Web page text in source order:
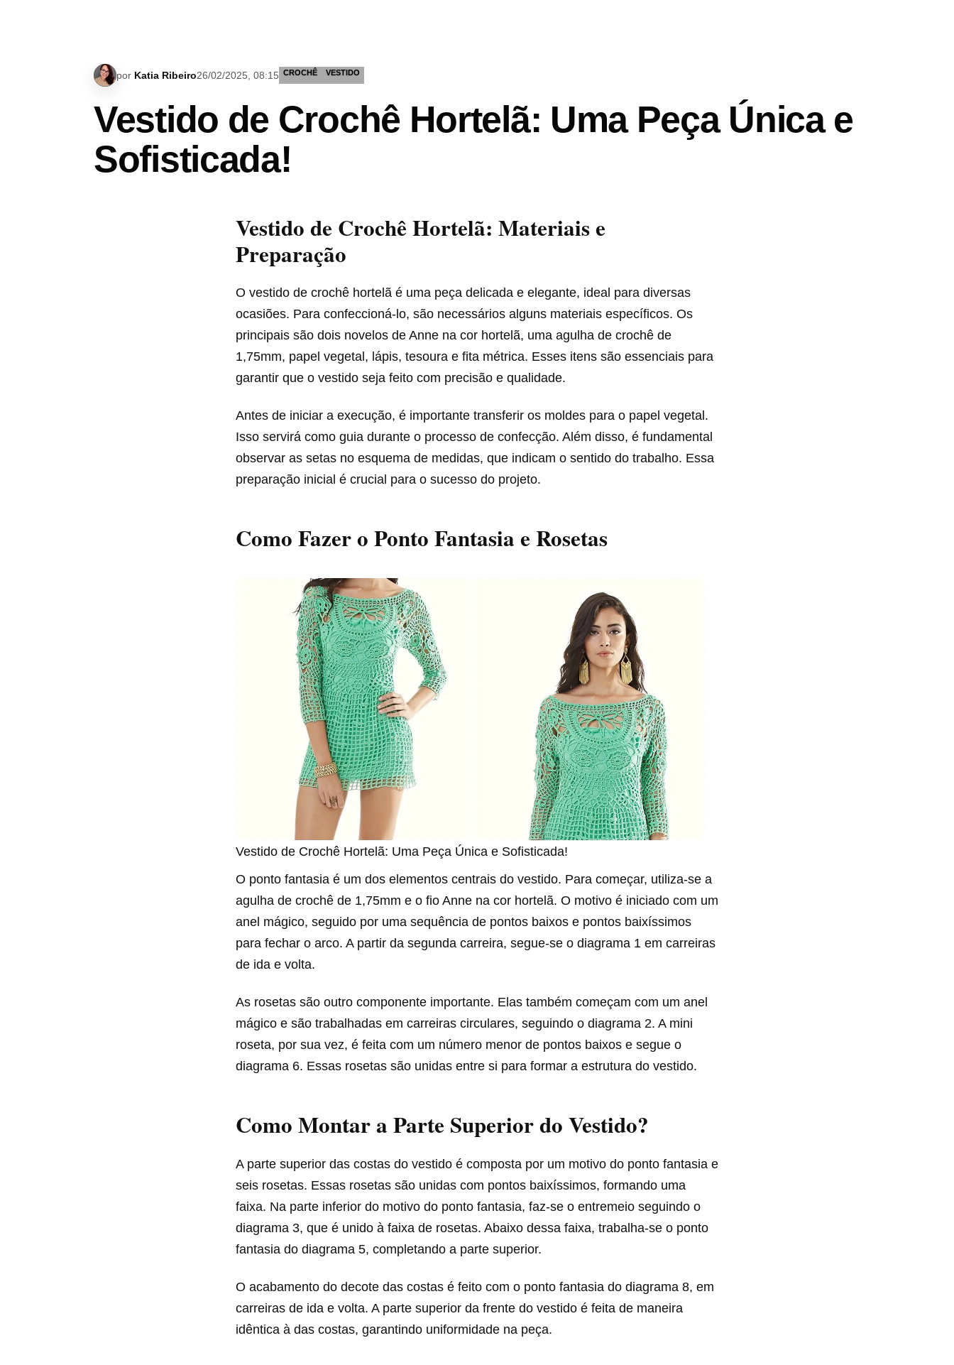
por Katia Ribeiro26/02/2025, 08:15 CROCHÊ VESTIDO
Vestido de Crochê Hortelã: Uma Peça Única e
Sofisticada!
Vestido de Crochê Hortelã: Materiais e
Preparação
O vestido de crochê hortelã é uma peça delicada e elegante, ideal para diversas
ocasiões. Para confeccioná-lo, são necessários alguns materiais específicos. Os
principais são dois novelos de Anne na cor hortelã, uma agulha de crochê de
1,75mm, papel vegetal, lápis, tesoura e fita métrica. Esses itens são essenciais para
garantir que o vestido seja feito com precisão e qualidade.
Antes de iniciar a execução, é importante transferir os moldes para o papel vegetal.
Isso servirá como guia durante o processo de confecção. Além disso, é fundamental
observar as setas no esquema de medidas, que indicam o sentido do trabalho. Essa
preparação inicial é crucial para o sucesso do projeto.
Como Fazer o Ponto Fantasia e Rosetas
Vestido de Crochê Hortelã: Uma Peça Única e Sofisticada!
O ponto fantasia é um dos elementos centrais do vestido. Para começar, utiliza-se a
agulha de crochê de 1,75mm e o fio Anne na cor hortelã. O motivo é iniciado com um
anel mágico, seguido por uma sequência de pontos baixos e pontos baixíssimos
para fechar o arco. A partir da segunda carreira, segue-se o diagrama 1 em carreiras
de ida e volta.
As rosetas são outro componente importante. Elas também começam com um anel
mágico e são trabalhadas em carreiras circulares, seguindo o diagrama 2. A mini
roseta, por sua vez, é feita com um número menor de pontos baixos e segue o
diagrama 6. Essas rosetas são unidas entre si para formar a estrutura do vestido.
Como Montar a Parte Superior do Vestido?
A parte superior das costas do vestido é composta por um motivo do ponto fantasia e
seis rosetas. Essas rosetas são unidas com pontos baixíssimos, formando uma
faixa. Na parte inferior do motivo do ponto fantasia, faz-se o entremeio seguindo o
diagrama 3, que é unido à faixa de rosetas. Abaixo dessa faixa, trabalha-se o ponto
fantasia do diagrama 5, completando a parte superior.
O acabamento do decote das costas é feito com o ponto fantasia do diagrama 8, em
carreiras de ida e volta. A parte superior da frente do vestido é feita de maneira
idêntica à das costas, garantindo uniformidade na peça.